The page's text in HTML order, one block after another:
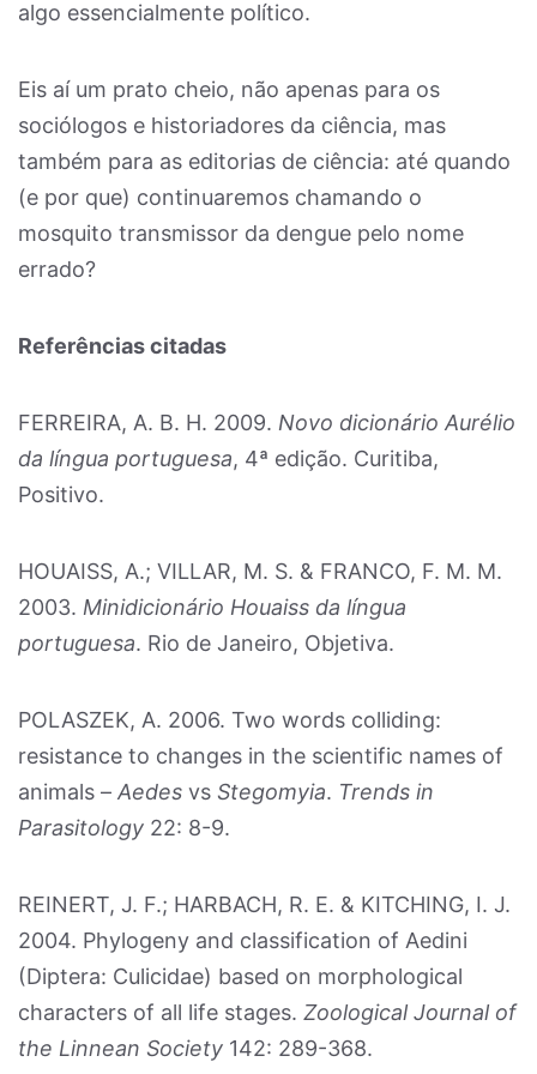
algo essencialmente político.
Eis aí um prato cheio, não apenas para os
sociólogos e historiadores da ciência, mas
também para as editorias de ciência: até quando
(e por que) continuaremos chamando o
mosquito transmissor da dengue pelo nome
errado?
Referências citadas
FERREIRA, A. B. H. 2009. Novo dicionário Aurélio
da língua portuguesa, 4ª edição. Curitiba,
Positivo.
HOUAISS, A.; VILLAR, M. S. & FRANCO, F. M. M.
2003. Minidicionário Houaiss da língua
portuguesa. Rio de Janeiro, Objetiva.
POLASZEK, A. 2006. Two words colliding:
resistance to changes in the scientific names of
animals – Aedes vs Stegomyia. Trends in
Parasitology 22: 8-9.
REINERT, J. F.; HARBACH, R. E. & KITCHING, I. J.
2004. Phylogeny and classification of Aedini
(Diptera: Culicidae) based on morphological
characters of all life stages. Zoological Journal of
the Linnean Society 142: 289-368.